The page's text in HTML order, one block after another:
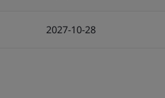
2027-10-28